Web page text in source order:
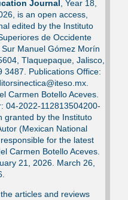
Journal , Year 18,
is an open access,
edited by the Instituto
de Occidente
Manuel Gómez Morín
Tlaquepaque, Jalisco,
3487. Publications Office:
Carmen Botello Aceves.
04-2022-112813504200-
granted by the Instituto
(Mexican National
for the latest
Carmen Botello Aceves.
21, 2026. March 26,
articles and reviews